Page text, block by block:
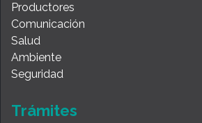
Productores
Comunicación
Salud
Ambiente
Seguridad
Trámites